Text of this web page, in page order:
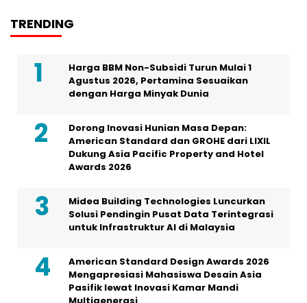
TRENDING
Harga BBM Non-Subsidi Turun Mulai 1
Agustus 2026, Pertamina Sesuaikan
dengan Harga Minyak Dunia
Dorong Inovasi Hunian Masa Depan:
American Standard dan GROHE dari LIXIL
Dukung Asia Pacific Property and Hotel
Awards 2026
Midea Building Technologies Luncurkan
Solusi Pendingin Pusat Data Terintegrasi
untuk Infrastruktur AI di Malaysia
American Standard Design Awards 2026
Mengapresiasi Mahasiswa Desain Asia
Pasifik lewat Inovasi Kamar Mandi
Multigenerasi